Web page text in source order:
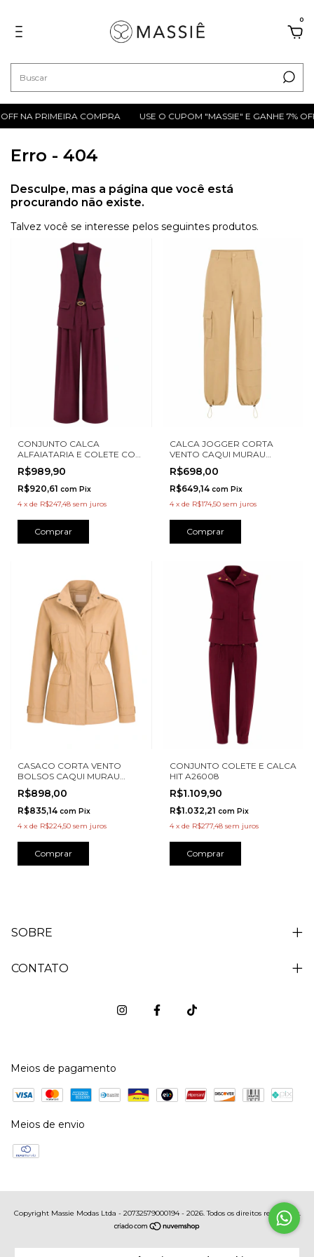
0
NA PRIMEIRA COMPRA USE O CUPOM "MASSIE" E GANHE 7%
Erro - 404
Desculpe, mas a página que você está
procurando não existe.
Talvez você se interesse pelos seguintes produtos.
CONJUNTO CALCA
ALFAIATARIA E COLETE COM
PREGAS FRENTE KARMANI
A00015
R$989,90
R$920,61 com Pix
4 x de R$247,48 sem juros
Comprar
CALCA JOGGER CORTA
VENTO CAQUI MURAU
M4715037
R$698,00
R$649,14 com Pix
4 x de R$174,50 sem juros
Comprar
CASACO CORTA VENTO
BOLSOS CAQUI MURAU
M4727020
R$898,00
R$835,14 com Pix
4 x de R$224,50 sem juros
Comprar
CONJUNTO COLETE E CALCA
HIT A26008
R$1.109,90
R$1.032,21 com Pix
4 x de R$277,48 sem juros
Comprar
SOBRE
CONTATO
Meios de pagamento
Meios de envio
Copyright Massie Modas Ltda - 20732579000194 - 2026. Todos os direitos reservados.